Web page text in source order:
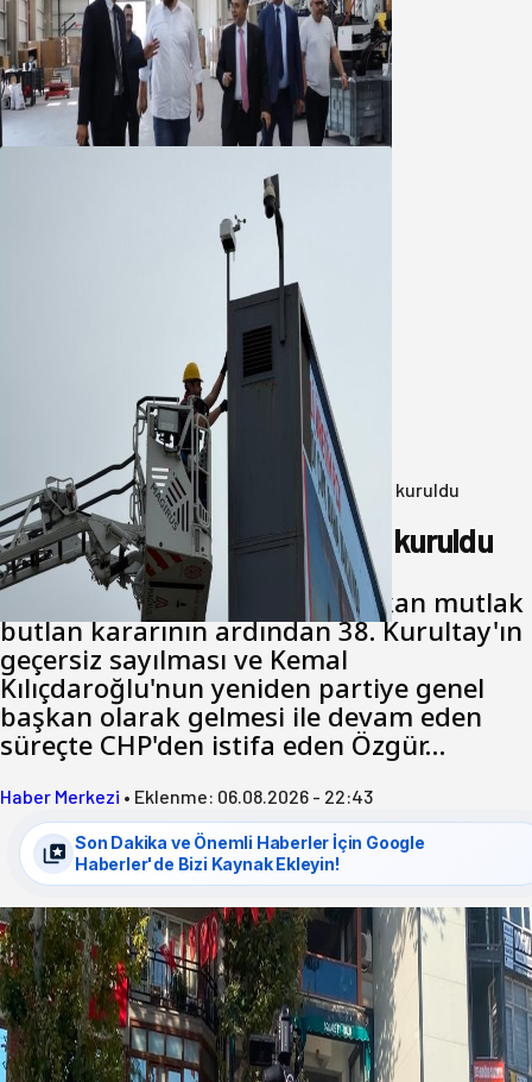
Marmara OSB Müteşebbis Heyeti
Toplantısı gerçekleştirildi
05 Ağustos 2026
Büyükşehir Çevresel İzleme Ağını
Bandırma ile Güçlendirdi
05 Ağustos 2026
Anasayfa/Genel/ Yeni Parti Bandırma Teşkilatı kuruldu
Yeni Parti Bandırma Teşkilatı kuruldu
Cumhuriyet Halk Partisi için çıkan mutlak
butlan kararının ardından 38. Kurultay'ın
geçersiz sayılması ve Kemal
Kılıçdaroğlu'nun yeniden partiye genel
başkan olarak gelmesi ile devam eden
süreçte CHP'den istifa eden Özgür…
Haber Merkezi • Eklenme: 06.08.2026 - 22:43
Son Dakika ve Önemli Haberler İçin Google
Haberler'de Bizi Kaynak Ekleyin!